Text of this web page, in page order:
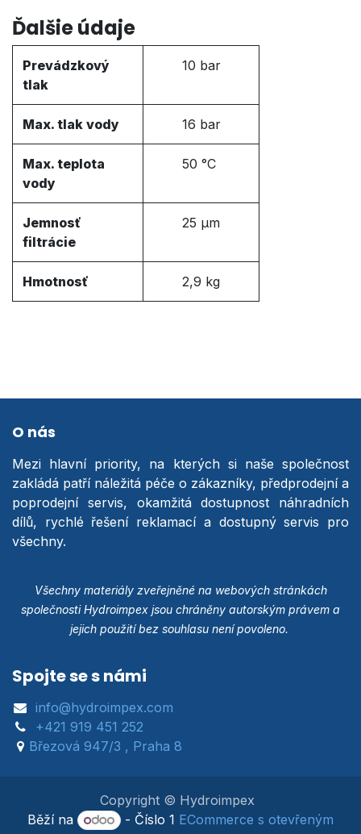
Ďalšie údaje
Prevádzkový
tlak
10 bar
Max. tlak vody 16 bar
Max. teplota
vody
50 °C
Jemnosť
filtrácie
25 µm
Hmotnosť 2,9 kg
O nás
Mezi hlavní priority, na kterých si naše společnost
zakládá patří náležitá péče o zákazníky, předprodejní a
poprodejní servis, okamžitá dostupnost náhradních
dílů, rychlé řešení reklamací a dostupný servis pro
všechny.
Všechny materiály zveřejněné na webových stránkách
společnosti Hydroimpex jsou chráněny autorským právem a
jejich použití bez souhlasu není povoleno.
Spojte se s námi
info@hydroimpex.com
+421 919 451 252
Březová 947/3 , Praha 8
Copyright © Hydroimpex
Běží na
- Číslo 1 ECommerce s otevřeným